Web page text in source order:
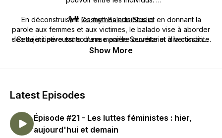
En déconstruisant les mythes nuisibles et en donnant la
parole aux femmes et aux victimes, le balado vise à aborder
des sujets percutants d’une manière ouverte et divertissante.
►Instagram
🎙️🎥 Gestion Balado Studio
- Cette initiative est soutenue par le Secrétariat à la condition
féminine -
Show More
Latest Episodes
Épisode #21 - Les luttes féministes : hier,
aujourd'hui et demain